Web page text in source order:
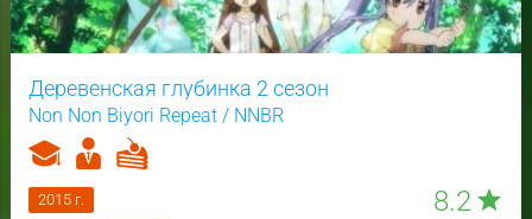
Деревенская глубинка 2 сезон
Non Non Biyori Repeat / NNBR
8.2 star
2015 г.